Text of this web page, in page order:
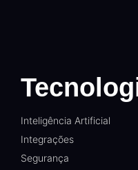
Inteligência Artificial
Integrações
Segurança